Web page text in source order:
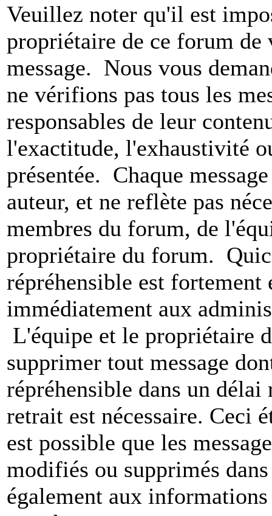
Veuillez noter qu'il est
propriétaire de ce forum
message. Nous vous
ne vérifions pas tous les
responsables de leur
l'exactitude, l'exhaustivité
présentée. Chaque
auteur, et ne reflète pas
membres du forum, de
propriétaire du forum.
répréhensible est
immédiatement aux
L'équipe et le propriétaire
supprimer tout message
répréhensible dans un
retrait est nécessaire. Ceci
est possible que les
modifiés ou supprimés
également aux